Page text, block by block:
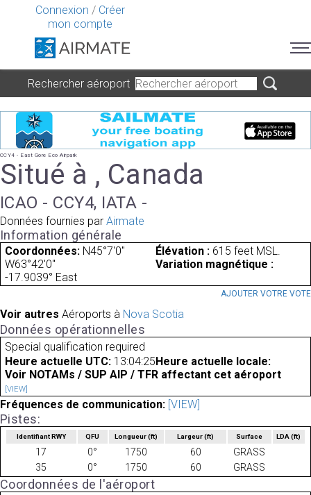
Connexion / Créer
mon compte
Rechercher aéroport
CCY4 - East Gore Eco Airpark
Situé à , Canada
ICAO - CCY4, IATA -
Données fournies par Airmate
Information générale
Coordonnées: N45°7'0"
W63°42'0"
Élévation : 615 feet MSL.
Variation magnétique :
-17.9039° East
AJOUTER VOTRE VOTE
Voir autres Aéroports à Nova Scotia
Données opérationnelles
Special qualification required
Heure actuelle UTC: 13:04:25 Heure actuelle locale:
Voir NOTAMs / SUP AIP / TFR affectant cet aéroport
[VIEW]
Fréquences de communication: [VIEW]
Pistes:
Identifiant RWY QFU Longueur(ft) Largeur(ft) Surface LDA(ft)
17 0° 1750 60
GRASS
35
0° 1750 60 GRASS
Coordonnées de l'aéroport